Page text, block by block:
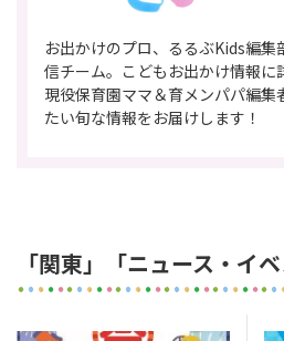
お出かけのプロ、るるぶKids編
信チーム。こどもお出かけ情報に
現役保育園ママ＆育メンパパ編集
たい旬な情報をお届けします！
「関東」「ニュース・イ